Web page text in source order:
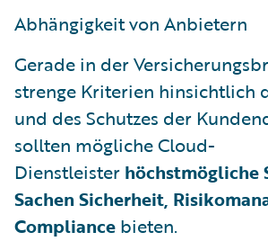
Abhängigkeit von Anbietern
Gerade in der
strenge Kriterien hinsichtlich
und des Schutzes der
sollten mögliche Cloud-
Dienstleister höchstmögliche
Sachen Sicherheit,
Compliance bieten.